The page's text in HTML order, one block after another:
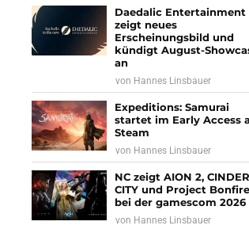
Daedalic Entertainment
zeigt neues
Erscheinungsbild und
kündigt August-
an
von Hannes Linsbauer
Expeditions: Samurai
startet im Early Access
Steam
von Hannes Linsbauer
NC zeigt AION 2, CINDER
CITY und Project Bonfire
bei der gamescom 2026
von Hannes Linsbauer